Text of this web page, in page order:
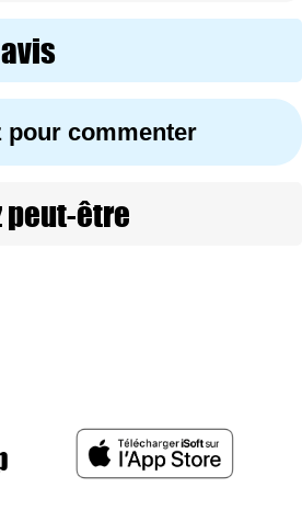
pour commenter
peut-être